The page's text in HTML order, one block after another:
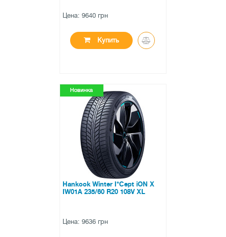
Цена: 9640 грн
Купить
●в наличии
0 отзывов
Hankook Winter I*Cept iON X
IW01A 235/60 R20 108V XL
Цена: 9636 грн